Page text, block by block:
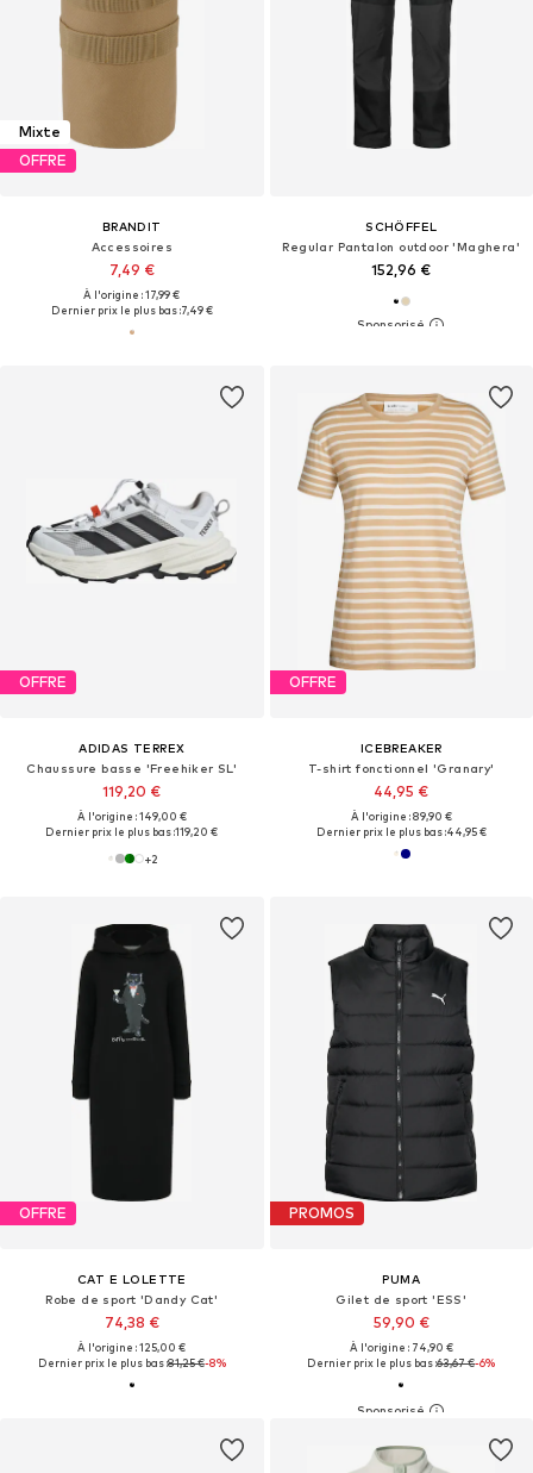
Mixte
OFFRE
BRANDIT
Accessoires
7,49 €
À l'origine : 17,99 €
Dernier prix le plus bas :7,49 €
SCHÖFFEL
Regular Pantalon outdoor 'Maghera'
152,96 €
OFFRE
ADIDAS TERREX
Chaussure basse 'Freehiker SL'
119,20 €
À l'origine : 149,00 €
Dernier prix le plus bas :119,20 €
+2
OFFRE
ICEBREAKER
T-shirt fonctionnel 'Granary'
44,95 €
À l'origine : 89,90 €
Dernier prix le plus bas :44,95 €
OFFRE
CAT E LOLETTE
Robe de sport 'Dandy Cat'
74,38 €
À l'origine : 125,00 €
Dernier prix le plus bas :81,25 €-8%
PROMOS
PUMA
Gilet de sport 'ESS'
59,90 €
À l'origine : 74,90 €
Dernier prix le plus bas :63,67 €-6%